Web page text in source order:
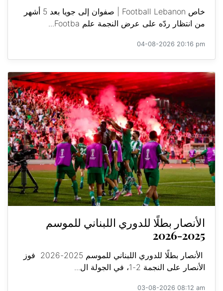
خاص Football Lebanon | صفوان إلى جويا بعد 5 أشهر
من انتظار ردّه على عرض النجمة علم Footba...
04-08-2026 20:16 pm
الأنصار بطلًا للدوري اللبناني للموسم
2025-2026
الأنصار بطلًا للدوري اللبناني للموسم 2025-2026 فوز
الأنصار على النجمة 2-1، في الجولة ال...
03-08-2026 08:12 am